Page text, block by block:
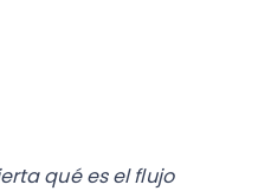
qué es el flujo